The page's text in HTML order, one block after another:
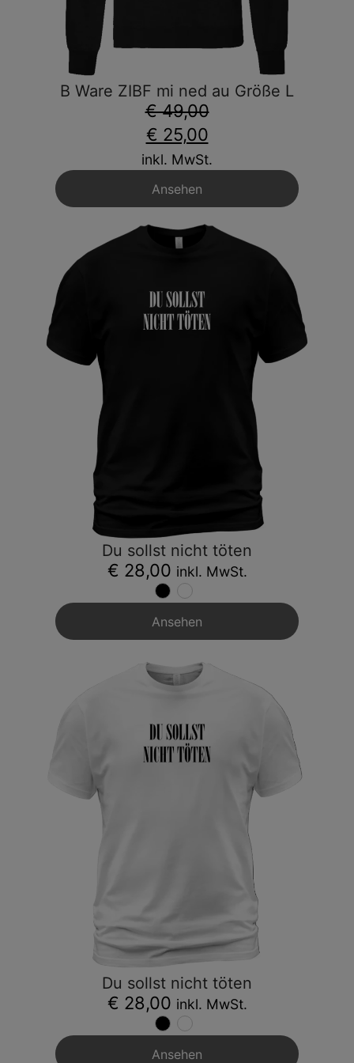
B Ware ZIBF mi ned au Größe L
€ 49,00
€ 25,00
inkl. MwSt.
Ansehen
Du sollst nicht töten
€ 28,00 inkl. MwSt.
Ansehen
Du sollst nicht töten
€ 28,00 inkl. MwSt.
Ansehen